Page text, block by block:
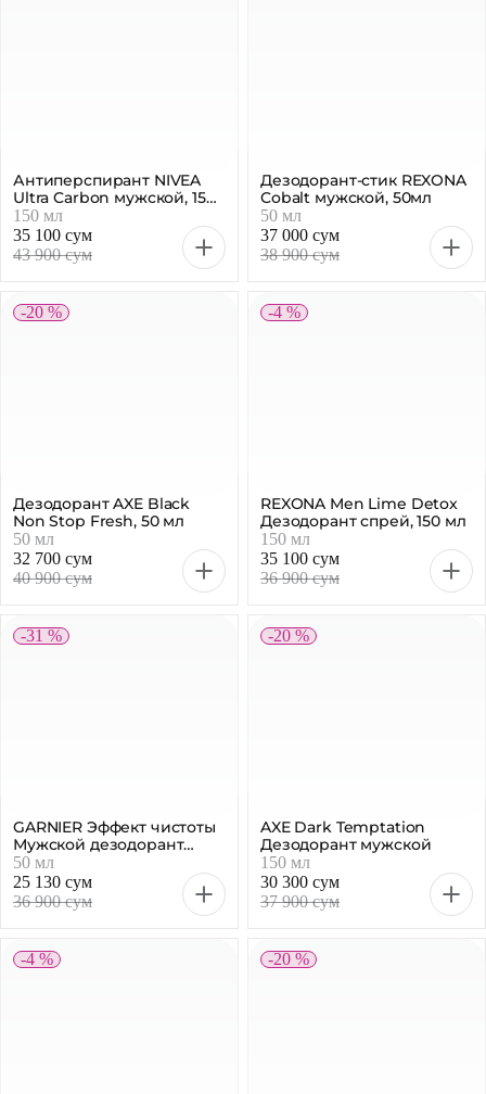
Антиперспирант NIVEA
Ultra Carbon мужской, 150
мл
150 мл
35 100 сум
43 900 сум
Дезодорант-стик REXONA
Cobalt мужской, 50мл
50 мл
37 000 сум
38 900 сум
-20 %
Дезодорант AXE Black
Non Stop Fresh, 50 мл
50 мл
32 700 сум
40 900 сум
-4 %
REXONA Men Lime Detox
Дезодорант спрей, 150 мл
150 мл
35 100 сум
36 900 сум
-31 %
GARNIER Эффект чистоты
Мужской дезодорант
ролик, 50 мл
50 мл
25 130 сум
36 900 сум
-20 %
AXE Dark Temptation
Дезодорант мужской
150 мл
30 300 сум
37 900 сум
-4 % -20 %